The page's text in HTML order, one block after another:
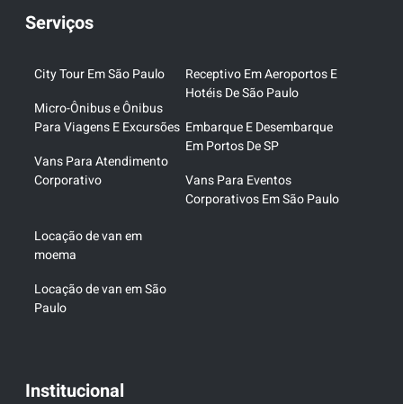
Serviços
City Tour Em São Paulo
Micro-Ônibus e Ônibus
Para Viagens E Excursões
Vans Para Atendimento
Corporativo
Receptivo Em Aeroportos E
Hotéis De São Paulo
Embarque E Desembarque
Em Portos De SP
Vans Para Eventos
Corporativos Em São Paulo
Locação de van em
moema
Locação de van em São
Paulo
Institucional